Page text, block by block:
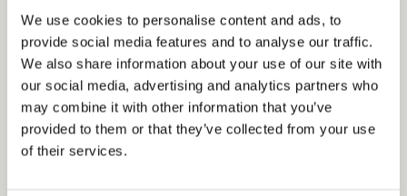
We use cookies to personalise content and ads, to
provide social media features and to analyse our traffic.
We also share information about your use of our site with
our social media, advertising and analytics partners who
may combine it with other information that you’ve
provided to them or that they’ve collected from your use
of their services.